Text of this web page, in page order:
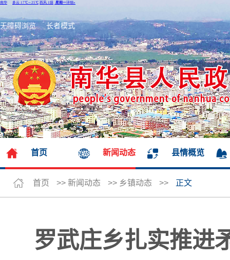
无障碍浏览 长者模式
首页 新闻动态 县情概览
首页 >> 新闻动态 >> 乡镇动态 >> 正文
罗武庄乡扎实推进